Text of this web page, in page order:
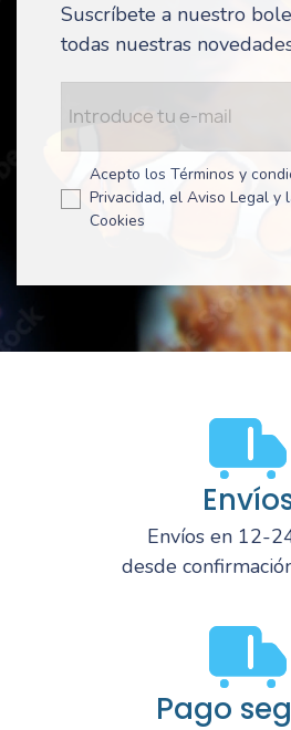
Suscríbete a nuestro
todas nuestras
Acepto los Términos y
Privacidad, el Aviso Legal y
Cookies
Envíos en 12-
desde
Pago